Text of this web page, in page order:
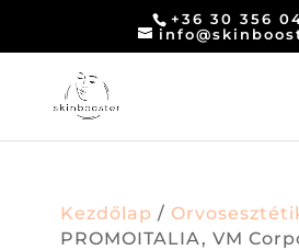
+36 30 356
Kezdőlap /
PROMOITALIA, VM